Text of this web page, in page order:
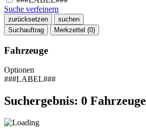
Suche verfeinern
zurücksetzen
suchen
Suchauftrag
Merkzettel (0)
Fahrzeuge
Optionen
###LABEL###
Suchergebnis: 0 Fahrzeuge